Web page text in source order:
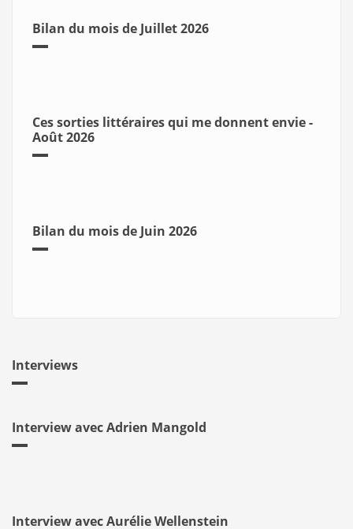
Bilan du mois de Juillet 2026
Ces sorties littéraires qui me donnent envie -
Août 2026
Bilan du mois de Juin 2026
Interviews
Interview avec Adrien Mangold
Interview avec Aurélie Wellenstein